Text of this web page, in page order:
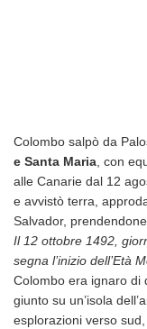
Colombo salpò da
e Santa Maria, con
alle Canarie dal 12
e avvistò terra,
Salvador,
Il 12 ottobre 1492,
segna l’inizio dell’Età
Colombo era ignaro di
giunto su un’isola
esplorazioni verso